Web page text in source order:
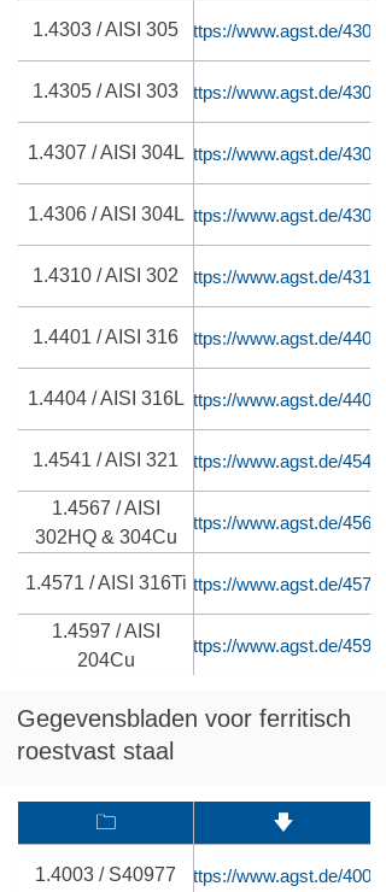
1.4303 / AISI 305 https://www.agst.de/4303
1.4305 / AISI 303 https://www.agst.de/4305
1.4307 / AISI 304Lhttps://www.agst.de/4307
1.4306 / AISI 304Lhttps://www.agst.de/4306
1.4310 / AISI 302 https://www.agst.de/4310
1.4401 / AISI 316 https://www.agst.de/4401
1.4404 / AISI 316Lhttps://www.agst.de/4404
1.4541 / AISI 321 https://www.agst.de/4541
1.4567 / AISI
302HQ & 304Cu
https://www.agst.de/4567
1.4571 / AISI 316Tihttps://www.agst.de/4571
1.4597 / AISI
204Cu
https://www.agst.de/4597
Gegevensbladen voor ferritisch
roestvast staal
🗀 🡇
1.4003 / S40977 https://www.agst.de/4003